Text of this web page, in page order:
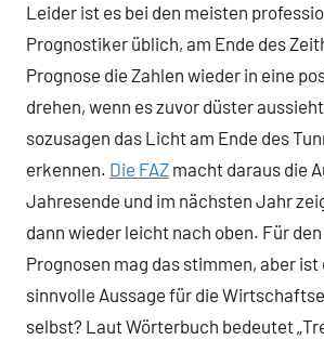
Leider ist es bei den meisten
Prognostiker üblich, am Ende des
Prognose die Zahlen wieder in eine
drehen, wenn es zuvor düster
sozusagen das Licht am Ende des
erkennen. Die FAZ macht daraus die
Jahresende und im nächsten Jahr
dann wieder leicht nach oben. Für
Prognosen mag das stimmen, aber ist
sinnvolle Aussage für die
selbst? Laut Wörterbuch bedeutet